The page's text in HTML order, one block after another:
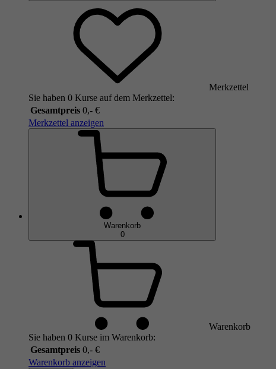
Merkzettel
Sie haben 0 Kurse auf dem Merkzettel:
Gesamtpreis 0,- €
Merkzettel anzeigen
Warenkorb
0
Warenkorb
Sie haben 0 Kurse im Warenkorb:
Gesamtpreis 0,- €
Warenkorb anzeigen